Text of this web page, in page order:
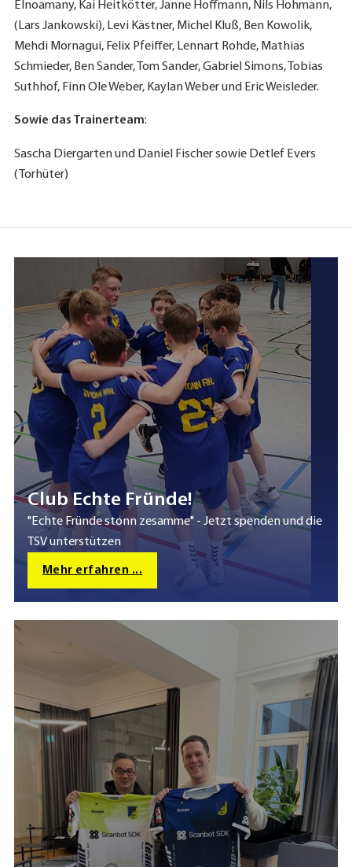
Elnoamany, Kai Heitkötter, Janne Hoffmann, Nils Hohmann,
(Lars Jankowski), Levi Kästner, Michel Kluß, Ben Kowolik,
Mehdi Mornagui, Felix Pfeiffer, Lennart Rohde, Mathias
Schmieder, Ben Sander, Tom Sander, Gabriel Simons, Tobias
Suthhof, Finn Ole Weber, Kaylan Weber und Eric Weisleder.
Sowie das Trainerteam:
Sascha Diergarten und Daniel Fischer sowie Detlef Evers
(Torhüter)
Club Echte Fründe!
"Echte Fründe stonn zesamme" - Jetzt spenden und die
TSV unterstützen
Mehr erfahren ...